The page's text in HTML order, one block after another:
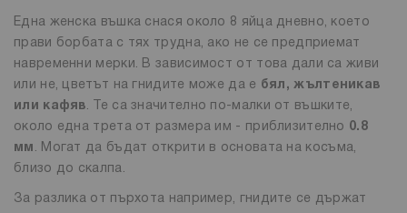
Една женска въшка снася около 8 яйца дневно, което
прави борбата с тях трудна, ако не се предприемат
навременни мерки. В зависимост от това дали са живи
или не, цветът на гнидите може да е бял, жълтеникав
или кафяв. Те са значително по-малки от въшките,
около една трета от размера им - приблизително 0.8
мм . Могат да бъдат открити в основата на косъма,
близо до скалпа.
За разлика от пърхота например, гнидите се държат